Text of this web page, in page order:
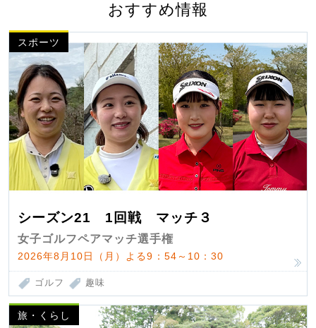
おすすめ情報
スポーツ
シーズン21 1回戦 マッチ３
女子ゴルフペアマッチ選手権
2026年8月10日（月）よる9：54～10：30
ゴルフ 趣味
旅・くらし